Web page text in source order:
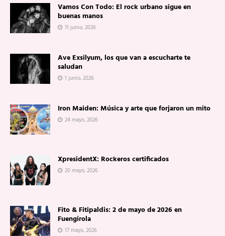
Vamos Con Todo: El rock urbano sigue en
buenas manos
11 junio, 2026
Ave Exsilyum, los que van a escucharte te
saludan
1 junio, 2026
Iron Maiden: Música y arte que forjaron un mito
24 mayo, 2026
XpresidentX: Rockeros certificados
20 mayo, 2026
Fito & Fitipaldis: 2 de mayo de 2026 en
Fuengirola
17 mayo, 2026